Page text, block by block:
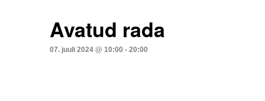
Avatud rada
07. juuli 2024 @ 10:00 - 20:00